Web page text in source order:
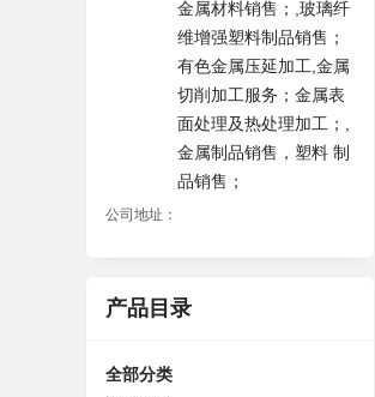
金属材料销售；,玻璃纤
维增强塑料制品销售；
有色金属压延加工,金属
切削加工服务；金属表
面处理及热处理加工；,
金属制品销售，塑料 制
品销售；
公司地址：
产品目录
全部分类